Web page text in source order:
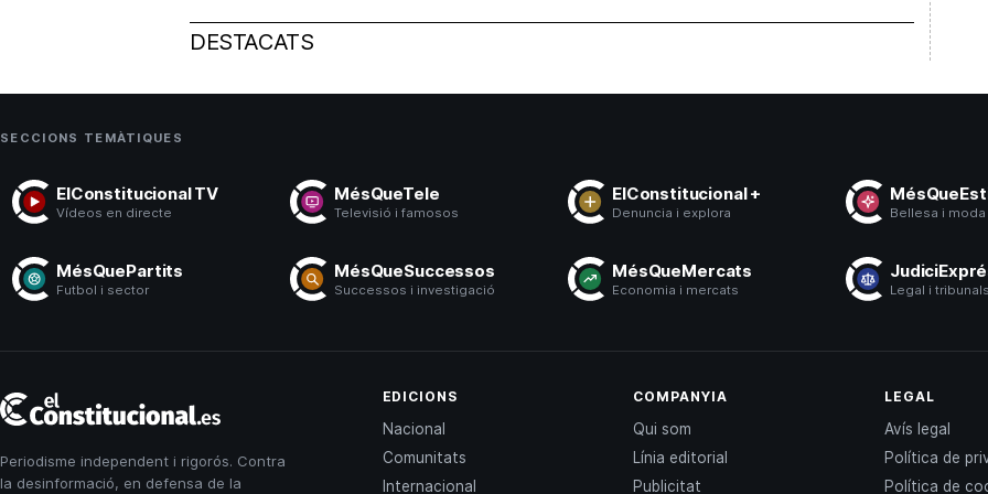
DESTACATS
SECCIONS TEMÀTIQUES
ElConstitucional TV
Vídeos en directe
MésQueTele
Televisió i famosos
ElConstitucional +
Denuncia i explora Bellesa i moda
MésQuePartits
Futbol i sector
MésQueSuccessos
Successos i investigació
MésQueMercats
Economia i mercats Legal i tribunals
Constitucional
Periodisme independent i rigorós. Contra
la desinformació, en defensa de la
EDICIONS
Nacional
Comunitats
Internacional
COMPANYIA
Qui som
Línia editorial
Publicitat
LEGAL
Avís legal
Política de
Política de